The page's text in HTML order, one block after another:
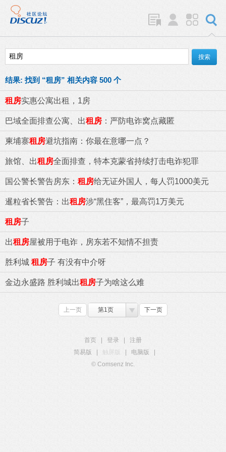
结果: 找到 “租房” 相关内容 500 个
租房实惠公寓出租，1房
巴域全面排查公寓、出租房 ：严防电诈窝点藏匿
柬埔寨租房避坑指南：你最在意哪一点？
旅馆、出租房全面排查，特本克蒙省持续打击电诈犯罪
国公警长警告房东： 租房给无证外国人，每人罚1000美元
暹粒省长警告：出租房涉“黑住客”，最高罚1万美元
租房子
出租房屋被用于电诈，房东若不知情不担责
胜利城 租房子 有没有中介呀
金边永盛路 胜利城出租房子为啥这么难
上一页 第1页 下一页
首页 登录
注册
简易版
触屏版 电脑版
© Comsenz Inc.